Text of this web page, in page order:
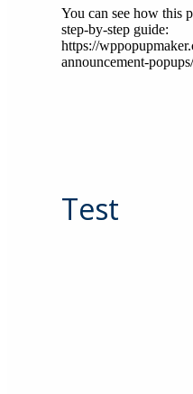
You can see how this
step-by-step guide:
https://
announcement-popups/
Test